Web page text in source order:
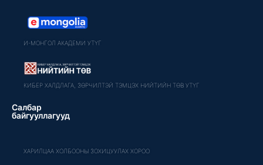
И-МОНГОЛ АКАДЕМИ УТҮГ
КИБЕР ХАЛДЛАГА, ЗӨРЧИЛТЭЙ ТЭМЦЭХ НИЙТИЙН ТӨВ УТҮГ
Салбар
байгууллагууд
ХАРИЛЦАА ХОЛБООНЫ ЗОХИЦУУЛАХ ХОРОО